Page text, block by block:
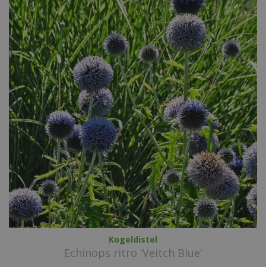
Kogeldistel
Echinops ritro 'Veitch Blue'